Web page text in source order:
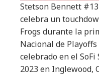
Stetson Bennett
celebra un
Frogs durante la
Nacional de
celebrado en el
2023 en Inglewood,